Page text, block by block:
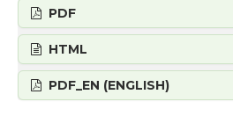
PDF
HTML
PDF_EN (ENGLISH)